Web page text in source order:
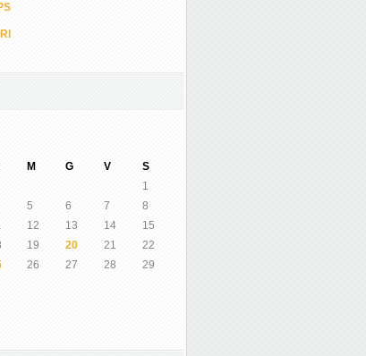
M G V S
1
5 6 7
8
12 13 14
15
19 20 21
22
26 27 28
29